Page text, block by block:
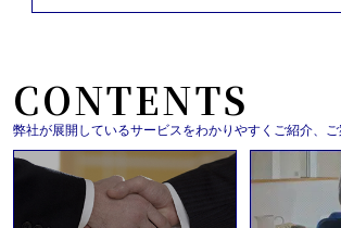
CONTENTS
弊社が展開しているサービスをわかりやすくご紹介、ご